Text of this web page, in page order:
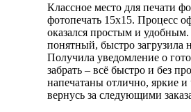
Классное место для печати
фотопечать 15х15. Процесс
оказался простым и
понятный, быстро
Получила уведомление о
забрать – всё быстро и без
напечатаны отлично, яркие и
вернусь за следующими